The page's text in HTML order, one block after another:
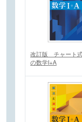
改訂版 チャート
の数学I+A